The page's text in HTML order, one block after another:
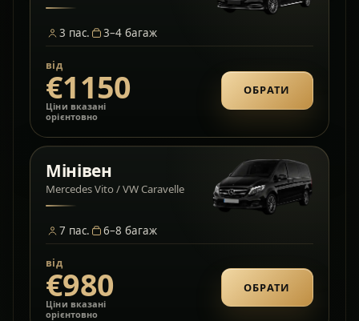
3 пас. 3–4 багаж
від
€1150
Ціни вказані
орієнтовно
ОБРАТИ
Мінівен
Mercedes Vito / VW Caravelle
7 пас. 6–8 багаж
від
€980
Ціни вказані
орієнтовно
ОБРАТИ